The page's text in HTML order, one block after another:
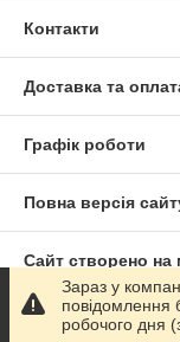
Контакти
Доставка та
Графік роботи
Повна версія
Сайт створено на
Політика
Зараз у
повідомлення
робочого дня